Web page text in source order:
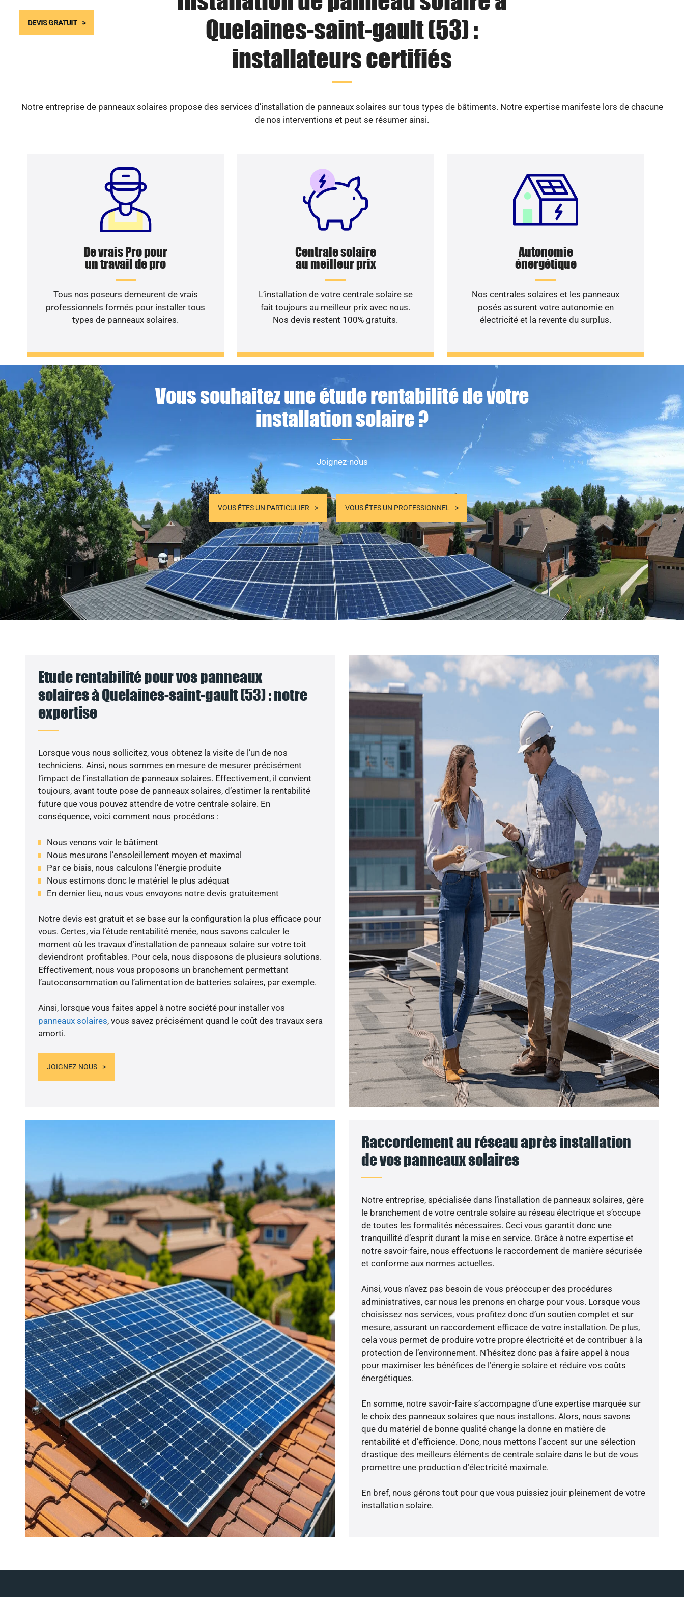
DEVIS GRATUIT
Quelaines-saint-gault (53) :
installateurs certifiés
Notre entreprise de panneaux solaires propose des services d’installation de panneaux solaires sur tous types de bâtiments. Notre expertise manifeste lors de chacune
de nos interventions et peut se résumer ainsi.
De vrais Pro pour
un travail de pro
Tous nos poseurs demeurent de vrais
professionnels formés pour installer tous
types de panneaux solaires.
Centrale solaire
au meilleur prix
L’installation de votre centrale solaire se
fait toujours au meilleur prix avec nous.
Nos devis restent 100% gratuits.
Autonomie
énergétique
Nos centrales solaires et les panneaux
posés assurent votre autonomie en
électricité et la revente du surplus.
Vous souhaitez une étude rentabilité de votre
installation solaire ?
Joignez-nous
VOUS ÊTES UN PARTICULIER VOUS ÊTES UN PROFESSIONNEL
Etude rentabilité pour vos panneaux
solaires à Quelaines-saint-gault (53) : notre
expertise
Lorsque vous nous sollicitez, vous obtenez la visite de l’un de nos
techniciens. Ainsi, nous sommes en mesure de mesurer précisément
l’impact de l’installation de panneaux solaires. Effectivement, il convient
toujours, avant toute pose de panneaux solaires, d’estimer la rentabilité
future que vous pouvez attendre de votre centrale solaire. En
conséquence, voici comment nous procédons :
Nous venons voir le bâtiment
Nous mesurons l’ensoleillement moyen et maximal
Par ce biais, nous calculons l’énergie produite
Nous estimons donc le matériel le plus adéquat
En dernier lieu, nous vous envoyons notre devis gratuitement
Notre devis est gratuit et se base sur la configuration la plus efficace pour
vous. Certes, via l’étude rentabilité menée, nous savons calculer le
moment où les travaux d’installation de panneaux solaire sur votre toit
deviendront profitables. Pour cela, nous disposons de plusieurs solutions.
Effectivement, nous vous proposons un branchement permettant
l’autoconsommation ou l’alimentation de batteries solaires, par exemple.
Ainsi, lorsque vous faites appel à notre société pour installer vos
panneaux solaires, vous savez précisément quand le coût des travaux sera
amorti.
JOIGNEZ-NOUS
Raccordement au réseau après installation
de vos panneaux solaires
Notre entreprise, spécialisée dans l’installation de panneaux solaires, gère
le branchement de votre centrale solaire au réseau électrique et s’occupe
de toutes les formalités nécessaires. Ceci vous garantit donc une
tranquillité d’esprit durant la mise en service. Grâce à notre expertise et
notre savoir-faire, nous effectuons le raccordement de manière sécurisée
et conforme aux normes actuelles.
Ainsi, vous n’avez pas besoin de vous préoccuper des procédures
administratives, car nous les prenons en charge pour vous. Lorsque vous
choisissez nos services, vous profitez donc d’un soutien complet et sur
mesure, assurant un raccordement efficace de votre installation. De plus,
cela vous permet de produire votre propre électricité et de contribuer à la
protection de l’environnement. N’hésitez donc pas à faire appel à nous
pour maximiser les bénéfices de l’énergie solaire et réduire vos coûts
énergétiques.
En somme, notre savoir-faire s’accompagne d’une expertise marquée sur
le choix des panneaux solaires que nous installons. Alors, nous savons
que du matériel de bonne qualité change la donne en matière de
rentabilité et d’efficience. Donc, nous mettons l’accent sur une sélection
drastique des meilleurs éléments de centrale solaire dans le but de vous
promettre une production d’électricité maximale.
En bref, nous gérons tout pour que vous puissiez jouir pleinement de votre
installation solaire.